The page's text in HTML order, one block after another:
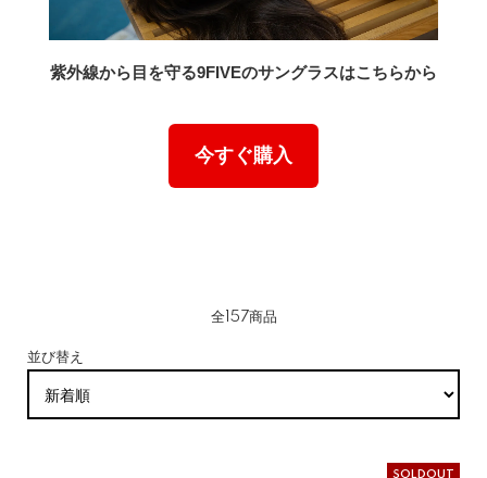
紫外線から目を守る9FIVEのサングラスはこちらから
今すぐ購入
全157商品
並び替え
SOLDOUT